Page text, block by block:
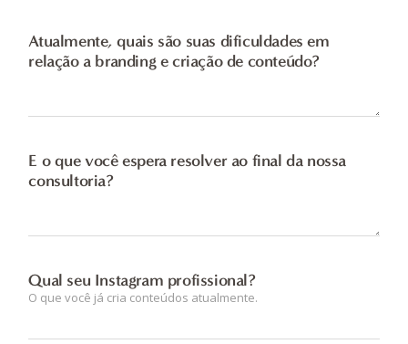
Atualmente, quais são suas dificuldades em
relação a branding e criação de conteúdo?
E o que você espera resolver ao final da nossa
consultoria?
Qual seu Instagram profissional?
O que você já cria conteúdos atualmente.